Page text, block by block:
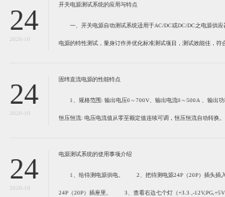
全。
24
2020-10
开关电源测试系统的应用与特点
一、开关电源自动测试系统适用于AC/DC或DC/DC之电源供应
电源的特性测试，量身订作并优化标准测试项目，测试效能佳
测产品，也可以测试2-1
24
2020-10
固纬直流电源的性能特点
1、规格范围: 输出电压0～700V、输出电流0～500A 、输出
恒压恒流: 电压电流值从零至额定值连续可调，恒压恒流自动转
电压
24
2020-10
电源测试系统的使用事项介绍
1、给待测电源供电。 2、把待测电源24P（20P）插头插入
24P（20P）插座里。 3、查看右边七个灯（+3.3 ,-